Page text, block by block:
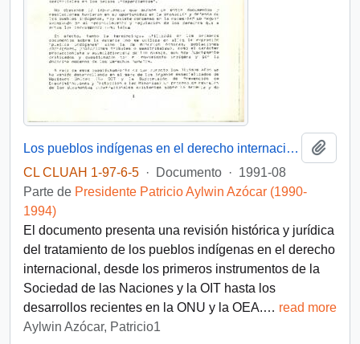
Los pueblos indígenas en el derecho internacional
CL CLUAH 1-97-6-5 · Documento · 1991-08
Parte de Presidente Patricio Aylwin Azócar (1990-
1994)
El documento presenta una revisión histórica y jurídica
del tratamiento de los pueblos indígenas en el derecho
internacional, desde los primeros instrumentos de la
Sociedad de las Naciones y la OIT hasta los
desarrollos recientes en la ONU y la OEA.… read more
Aylwin Azócar, Patricio1